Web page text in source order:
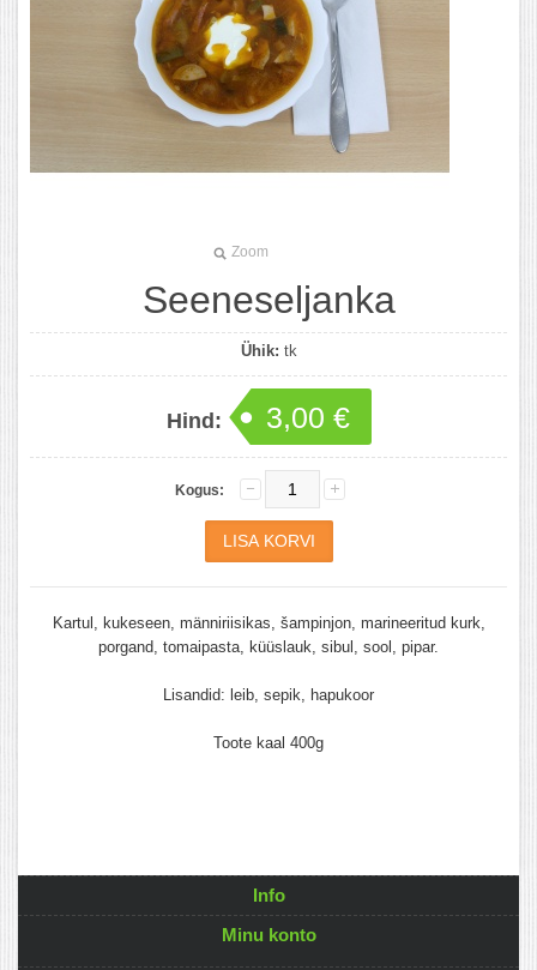
Zoom
Seeneseljanka
Ühik: tk
Hind: 3,00 €
Kogus:
Kartul, kukeseen, männiriisikas, šampinjon, marineeritud kurk,
porgand, tomaipasta, küüslauk, sibul, sool, pipar.
Lisandid: leib, sepik, hapukoor
Toote kaal 400g
Info
Minu konto